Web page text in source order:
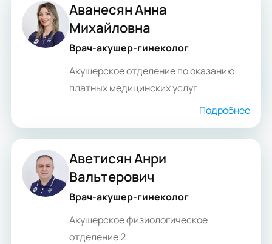
Аванесян Анна
Михайловна
Врач-акушер-гинеколог
Акушерское отделение по оказанию
платных медицинских услуг
Подробнее
Аветисян Анри
Вальтерович
Врач-акушер-гинеколог
Акушерское физиологическое
отделение 2